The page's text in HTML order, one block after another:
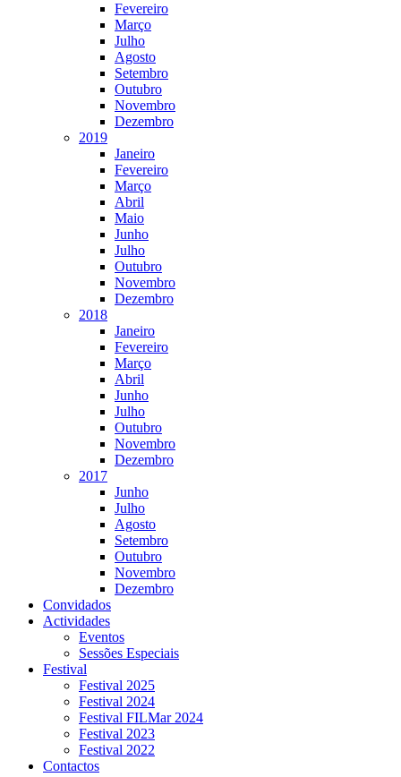
Fevereiro
Março
Julho
Agosto
Setembro
Outubro
Novembro
Dezembro
2019
Janeiro
Fevereiro
Março
Abril
Maio
Junho
Julho
Outubro
Novembro
Dezembro
2018
Janeiro
Fevereiro
Março
Abril
Junho
Julho
Outubro
Novembro
Dezembro
2017
Junho
Julho
Agosto
Setembro
Outubro
Novembro
Dezembro
Convidados
Actividades
Eventos
Sessões Especiais
Festival
Festival 2025
Festival 2024
Festival FILMar 2024
Festival 2023
Festival 2022
Contactos